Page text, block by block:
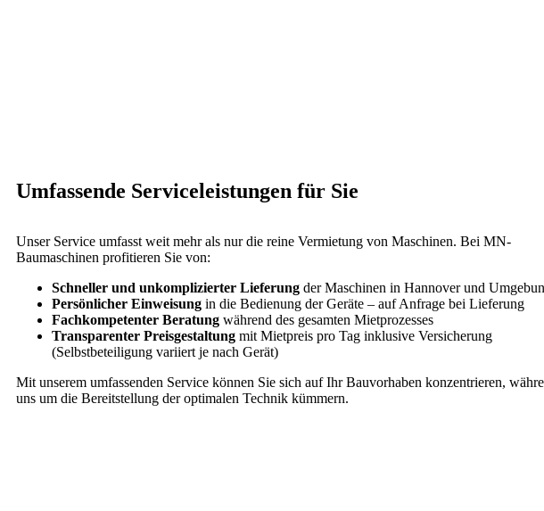
Umfassende Serviceleistungen für Sie
Unser Service umfasst weit mehr als nur die reine Vermietung von Maschinen. Bei MN-
Baumaschinen profitieren Sie von:
Schneller und unkomplizierter Lieferung der Maschinen in Hannover und
Persönlicher Einweisung in die Bedienung der Geräte – auf Anfrage bei Lieferung
Fachkompetenter Beratung während des gesamten Mietprozesses
Transparenter Preisgestaltung mit Mietpreis pro Tag inklusive Versicherung
(Selbstbeteiligung variiert je nach Gerät)
Mit unserem umfassenden Service können Sie sich auf Ihr Bauvorhaben konzentrieren,
uns um die Bereitstellung der optimalen Technik kümmern.